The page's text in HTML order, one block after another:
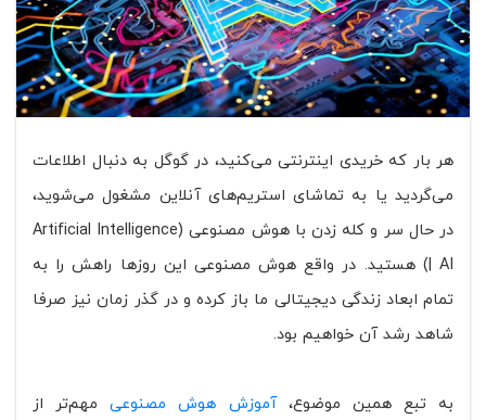
هر بار که خریدی اینترنتی می‌کنید، در گوگل به دنبال اطلاعات
می‌گردید یا به تماشای استریم‌های آنلاین مشغول می‌شوید،
در حال سر و کله زدن با هوش مصنوعی (Artificial Intelligence
| AI) هستید. در واقع هوش مصنوعی این روزها راهش را به
تمام ابعاد زندگی دیجیتالی ما باز کرده و در گذر زمان نیز صرفا
شاهد رشد آن خواهیم بود.
به تبع همین موضوع،آموزش هوش مصنوعیمهم‌تر از